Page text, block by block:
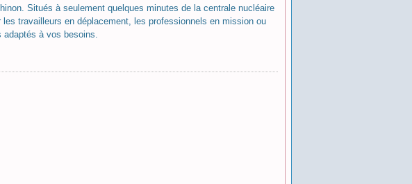
Situés à seulement quelques minutes de la centrale nucléaire
travailleurs en déplacement, les professionnels en mission ou
à vos besoins.